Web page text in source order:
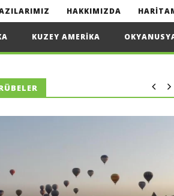
HAKKIMIZDA
KUZEY AMERIKA